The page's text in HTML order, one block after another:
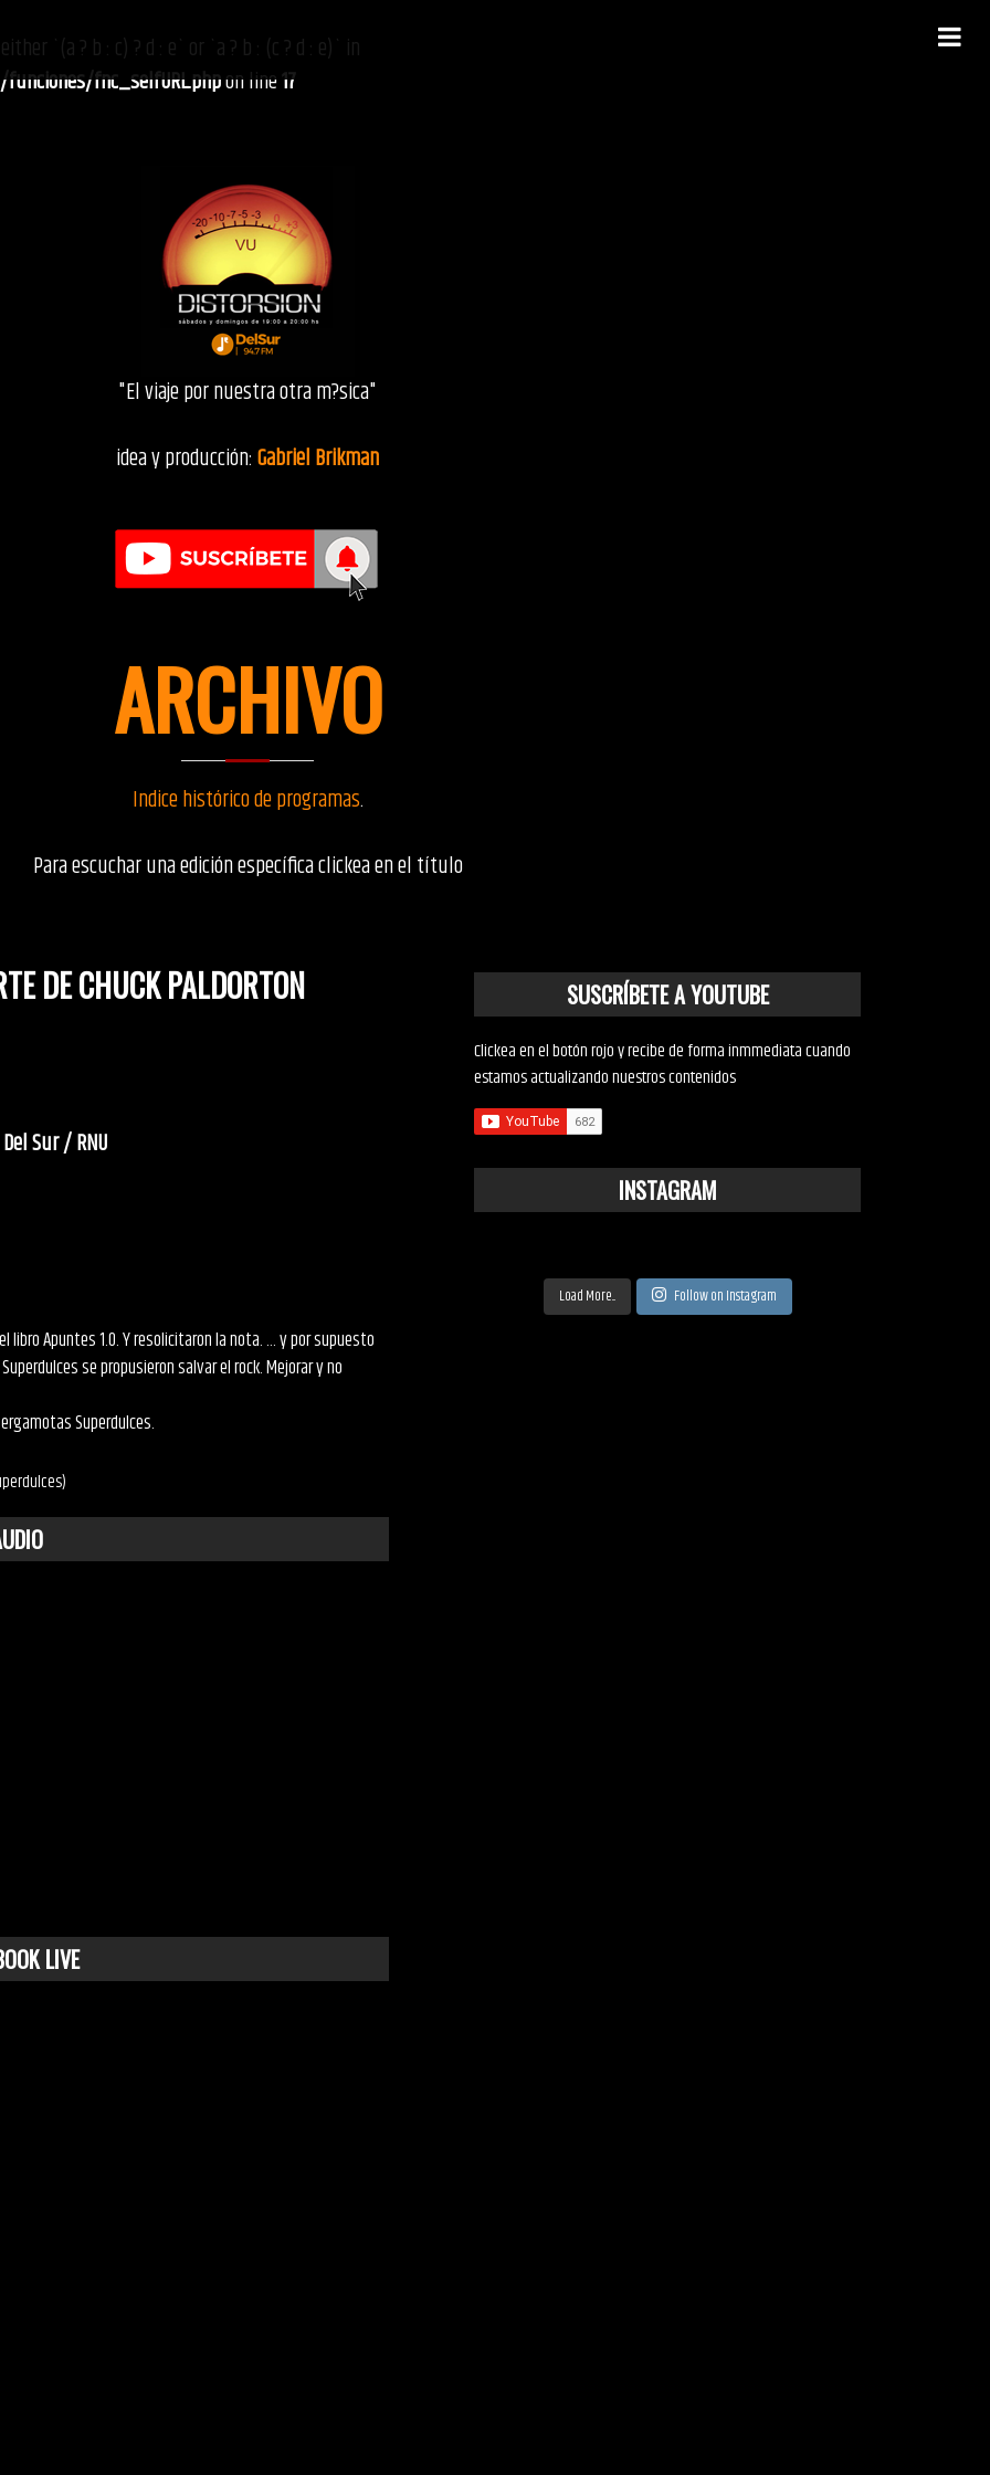
`(a ? b : c) ? d : e` or `a ? b : (c ? d : e)` in
fnc_selfURL.phpon line17
"El viaje por nuestra otra m?sica"
idea y producción:Gabriel Brikman
ARCHIVO
Indice histórico de programas.
Para escuchar una edición específica clickea en el título
DE CHUCK PALDORTON
Sur / RNU
libro Apuntes 1.0. Y resolicitaron la nota. ... y por supuesto
se propusieron salvar el rock. Mejorar y no
Superdulces.
LIVE
SUSCRÍBETE A YOUTUBE
Clickea en el botón rojo y recibe de forma inmmediata cuando
estamos actualizando nuestros contenidos
INSTAGRAM
Load More... Follow on Instagram